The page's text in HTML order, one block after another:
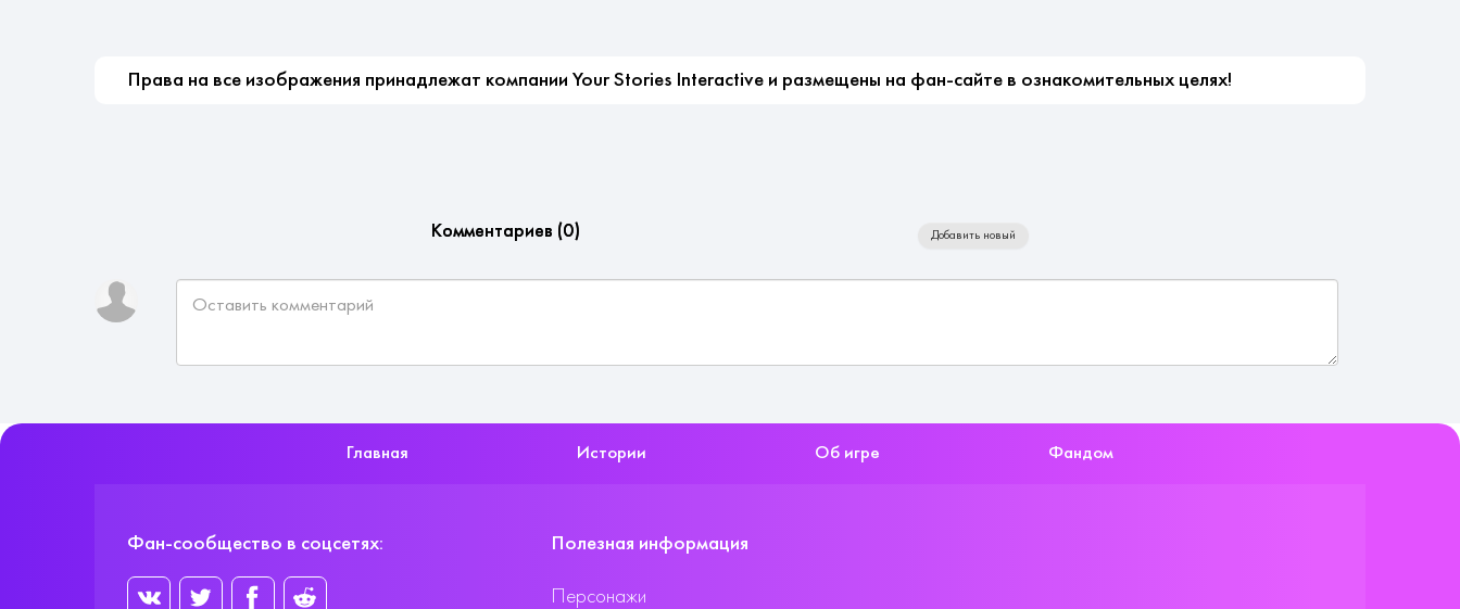
Права на все изображения принадлежат компании Your Stories Interactive и размещены на фан-сайте в ознакомительных целях!
Комментариев (0) Добавить новый
Главная Истории Об игре Фандом
Фан-сообщество в соцсетях: Полезная информация
Персонажи